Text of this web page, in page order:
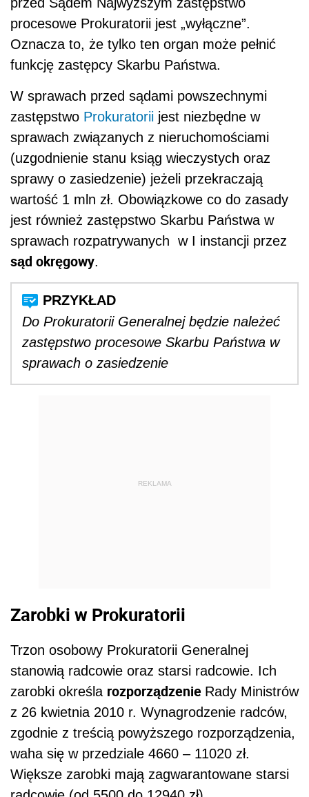
procesowe Prokuratorii jest „wyłączne”.
Oznacza to, że tylko ten organ może pełnić
funkcję zastępcy Skarbu Państwa.
W sprawach przed sądami powszechnymi
zastępstwo Prokuratorii jest niezbędne w
sprawach związanych z nieruchomościami
(uzgodnienie stanu ksiąg wieczystych oraz
sprawy o zasiedzenie) jeżeli przekraczają
wartość 1 mln zł. Obowiązkowe co do zasady
jest również zastępstwo Skarbu Państwa w
sprawach rozpatrywanych w I instancji przez
sąd okręgowy.
Do Prokuratorii Generalnej będzie należeć
zastępstwo procesowe Skarbu Państwa w
sprawach o zasiedzenie
REKLAMA
Zarobki w Prokuratorii
Trzon osobowy Prokuratorii Generalnej
stanowią radcowie oraz starsi radcowie. Ich
zarobki określa rozporządzenie Rady Ministrów
z 26 kwietnia 2010 r. Wynagrodzenie radców,
zgodnie z treścią powyższego rozporządzenia,
waha się w przedziale 4660 – 11020 zł.
Większe zarobki mają zagwarantowane starsi